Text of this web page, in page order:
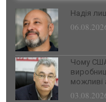
Надія
Чому США
можливі